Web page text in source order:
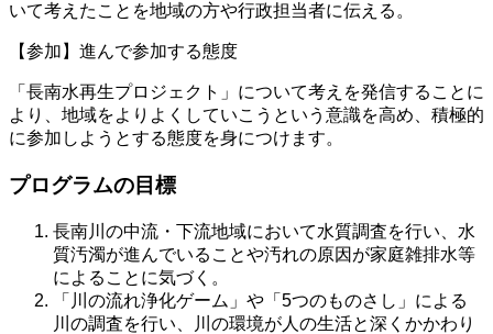
いて考えたことを地域の方や行政担当者に伝える。
【参加】進んで参加する態度
「長南水再生プロジェクト」について考えを発信することに
より、地域をよりよくしていこうという意識を高め、積極的
に参加しようとする態度を身につけます。
プログラムの目標
長南川の中流・下流地域において水質調査を行い、水
質汚濁が進んでいることや汚れの原因が家庭雑排水等
によることに気づく。
「川の流れ浄化ゲーム」や「5つのものさし」による
川の調査を行い、川の環境が人の生活と深くかかわり